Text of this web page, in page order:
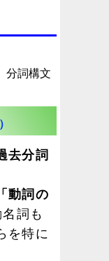
分詞構文
去分詞
「動詞の
詞も
を特に